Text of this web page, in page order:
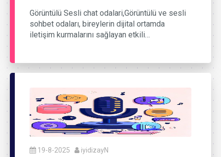
Görüntülü Sesli chat odalari,Görüntülü ve sesli
sohbet odaları, bireylerin dijital ortamda
iletişim kurmalarını sağlayan etkili…
19-8-2025 iyidizayN